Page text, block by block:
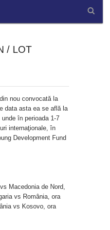
/ LOT
nou convocată la
data asta ea se află la
în perioada 1-7
internaţionale, în
Development Fund
Macedonia de Nord,
vs România, ora
vs Kosovo, ora